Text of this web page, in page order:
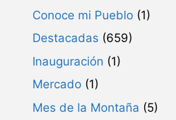
Conoce mi Pueblo (1)
Destacadas (659)
Inauguración (1)
Mercado (1)
Mes de la Montaña (5)